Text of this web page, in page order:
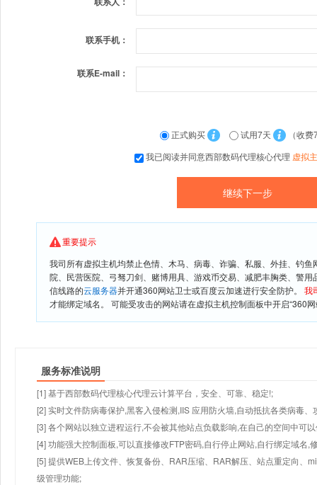
联系手机：
联系E-mail：
正式购买 试用7天
（收费
我已阅读并同意西部数码代理核心代理 虚拟
重要提示
我司所有虚拟主机均禁止色情、木马、病毒、诈骗、私服、外挂、钓
院、民营医院、弓驽刀剑、赌博用具、游戏币交易、减肥丰胸类、警
信线路的云服务器并开通360网站卫士或百度云加速进行安全防护。 我
才能绑定域名。 可能受攻击的网站请在虚拟主机控制面板中开启“360
服务标准说明
[1] 基于西部数码代理核心代理云计算平台，安全、可靠、稳定!;
[2] 实时文件防病毒保护,黑客入侵检测,IIS 应用防火墙,自动抵抗各类病毒、
[3] 各个网站以独立进程运行,不会被其他站点负载影响,在自己的空间中可
[4] 功能强大控制面板,可以直接修改FTP密码,自行停止网站,自行绑定域名,
[5] 提供WEB上传文件、恢复备份、RAR压缩、RAR解压、站点重定向、
级管理功能;